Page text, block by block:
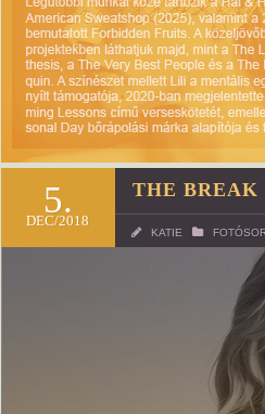
5.
DEC/2018
THE BREAK
KATIE